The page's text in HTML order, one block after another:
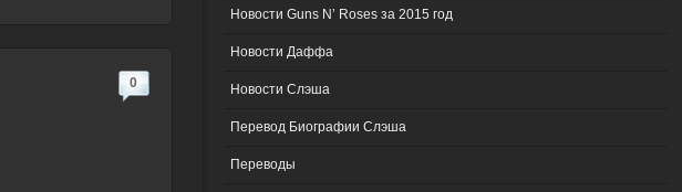
0
Новости Guns N’ Roses за 2015 год
Новости Даффа
Новости Слэша
Перевод Биографии Слэша
Переводы